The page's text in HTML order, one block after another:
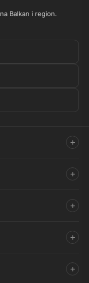
Balkan i region.